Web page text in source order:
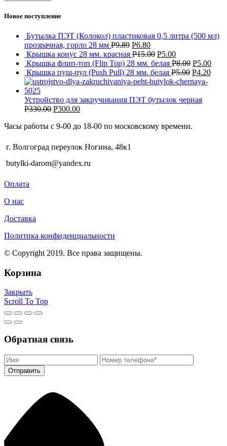
Новое поступление
Бутылка ПЭТ (Колокол) пластиковая 0,5 литра (500 мл)
прозрачная, горло 28 мм Р9.89 Р6.80
Крышка конус 28 мм. красная Р15.00 Р5.00
Крышка флип-топ (Flip Top) 28 мм. белая Р8.00 Р5.00
Крышка пуш-пул (Push Pull) 28 мм. белая Р5.00 Р4.20
Устройство для закручивания ПЭТ бутылок черная
Р330.00 Р300.00
Часы работы с 9-00 до 18-00 по московскому времени.
г. Волгоград переулок Ногина, 48к1
butylki-darom@yandex.ru
Оплата
О нас
Доставка
Политика конфиденциальности
© Copyright 2019. Все права защищены.
Корзина
Закрыть
Scroll To Top
Обратная связь
Отправить